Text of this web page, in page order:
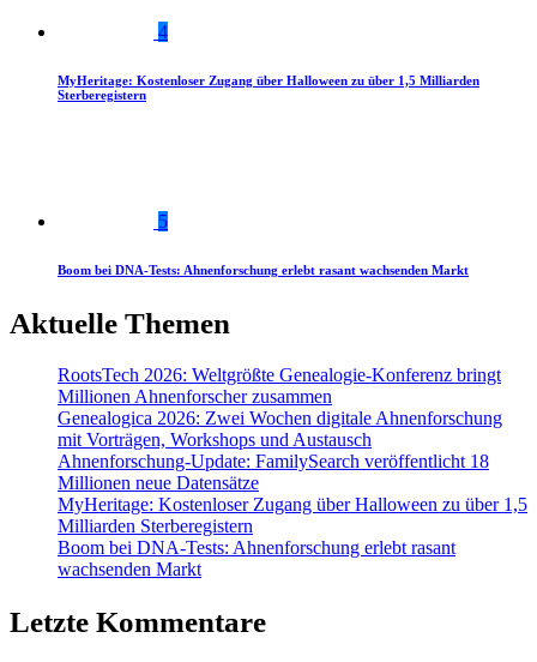
4
MyHeritage: Kostenloser Zugang über Halloween zu über 1,5 Milliarden
Sterberegistern
5
Boom bei DNA-Tests: Ahnenforschung erlebt rasant wachsenden Markt
Aktuelle Themen
RootsTech 2026: Weltgrößte Genealogie-Konferenz bringt
Millionen Ahnenforscher zusammen
Genealogica 2026: Zwei Wochen digitale Ahnenforschung
mit Vorträgen, Workshops und Austausch
Ahnenforschung-Update: FamilySearch veröffentlicht 18
Millionen neue Datensätze
MyHeritage: Kostenloser Zugang über Halloween zu über 1,5
Milliarden Sterberegistern
Boom bei DNA-Tests: Ahnenforschung erlebt rasant
wachsenden Markt
Letzte Kommentare